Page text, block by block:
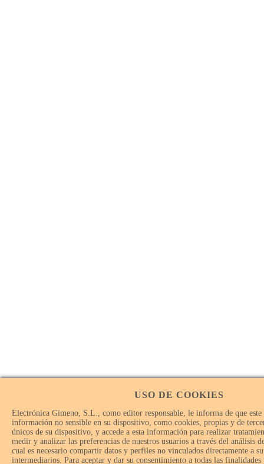
USO DE COOKIES
Electrónica Gimeno, S.L., como editor responsable, le informa de que este
información no sensible en su dispositivo, como cookies, propias y de
únicos de su dispositivo, y accede a esta información para realizar
medir y analizar las preferencias de nuestros usuarios a través del análisis
cual es necesario compartir datos y perfiles no vinculados directamente a
intermediarios. Para aceptar y dar su consentimiento a todas las